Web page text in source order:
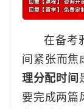
在备考
间紧张而
理分配时间
要完成两篇